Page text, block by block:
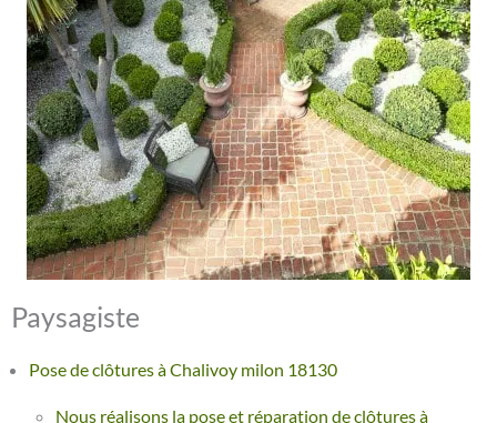
Paysagiste
Pose de clôtures à Chalivoy milon 18130
Nous réalisons la pose et réparation de clôtures à